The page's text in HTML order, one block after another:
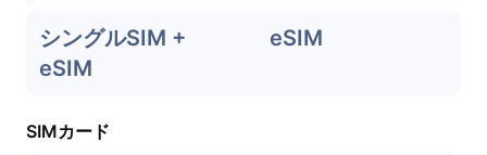
シングルSIM +
eSIM
eSIM
SIMカード